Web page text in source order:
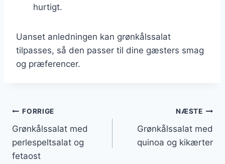
hurtigt.
Uanset anledningen kan grønkålssalat
tilpasses, så den passer til dine gæsters smag
og præferencer.
Indlægsnavigation
FORRIGE
Grønkålssalat med
perlespeltsalat og
fetaost
NÆSTE
Grønkålssalat med
quinoa og kikærter